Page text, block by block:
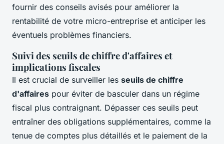
fournir des conseils avisés pour améliorer la
rentabilité de votre micro-entreprise et anticiper les
éventuels problèmes financiers.
Suivi des seuils de chiffre d'affaires et
implications fiscales
Il est crucial de surveiller les seuils de chiffre
d'affaires pour éviter de basculer dans un régime
fiscal plus contraignant. Dépasser ces seuils peut
entraîner des obligations supplémentaires, comme la
tenue de comptes plus détaillés et le paiement de la